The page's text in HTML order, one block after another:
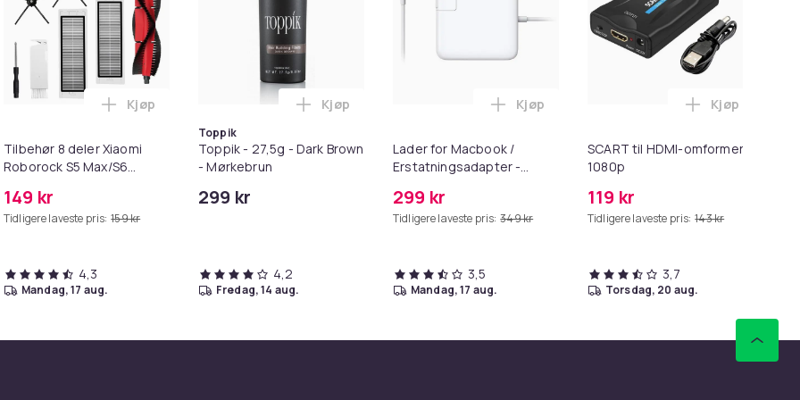
S10e - Marmor i handlekurven
Dry Shampoo Nonaerosol Balances Scalp & Controls Excess Oil i handlekurven
Tilbehør 8 deler Xiaomi
Roborock S5 Max/S6
MAXV/S50/S51/S55/S5/S60/S65/S6
149 kr
Tidligere laveste pris: 159 kr
Legg Tilbehør 8 deler Xiaomi Roborock S5 Max/S6 Pure/S6 MAXV/S50/S51/S55/S5/S60/S65/S6 i
Kjøp
4,3
mandag, 17 aug.
Toppik
Toppik - 27,5g - Dark Brown
- Mørkebrun
299 kr
Legg Toppik - 27,5g - Dark Brown - Mørkebrun i handlekurven
Kjøp
4,2
fredag, 14 aug.
Lader for Macbook /
Erstatningsadapter -
299 kr
Tidligere laveste pris: 349 kr
Legg Lader for Macbook /
Kjøp
3,5
mandag, 17 aug.
SCART til HDMI-omformer
1080p
119 kr
Tidligere laveste pris: 143 kr
Legg SCART
Kjøp
3,7
torsdag, 20 aug.